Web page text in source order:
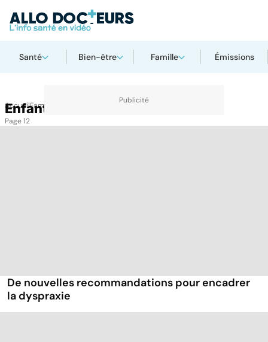
Santé Bien-être Famille Émissions
AccueilFamille
Enfant
Page 12
De nouvelles recommandations pour encadrer
la dyspraxie